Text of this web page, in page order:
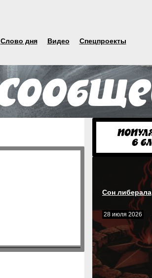
Слово дня Видео Спецпроекты
Сон либерала
28 июля 2026